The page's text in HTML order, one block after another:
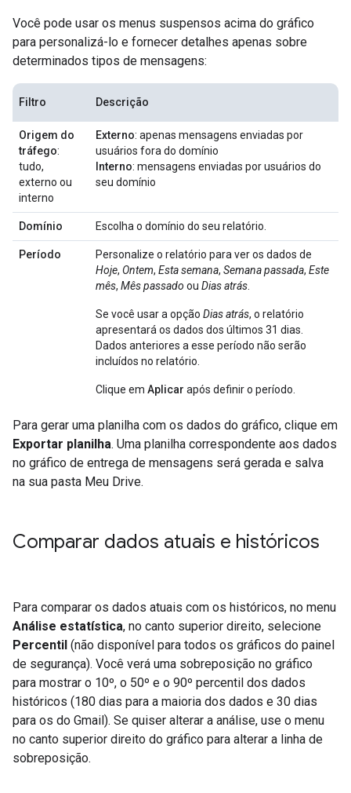
Você pode usar os menus suspensos acima do gráfico
para personalizá-lo e fornecer detalhes apenas sobre
determinados tipos de mensagens:
Filtro Descrição
Origem do
tráfego:
tudo,
externo ou
interno
Externo: apenas mensagens enviadas por
usuários fora do domínio
Interno: mensagens enviadas por usuários do
seu domínio
Domínio Escolha o domínio do seu relatório.
Período
Personalize o relatório para ver os dados de
Hoje, Ontem, Esta semana, Semana passada, Este
mês, Mês passado ou Dias atrás
Se você usar a opção Dias atrás, o relatório
apresentará os dados dos últimos 31 dias.
Dados anteriores a esse período não serão
incluídos no relatório.
Clique em Aplicar após definir o período.
Para gerar uma planilha com os dados do gráfico, clique em
Exportar planilha. Uma planilha correspondente aos dados
no gráfico de entrega de mensagens será gerada e salva
na sua pasta Meu Drive.
Comparar dados atuais e históricos
Para comparar os dados atuais com os históricos, no menu
Análise estatística, no canto superior direito, selecione
Percentil (não disponível para todos os gráficos do painel
de segurança). Você verá uma sobreposição no gráfico
para mostrar o 10º, o 50º e o 90º percentil dos dados
históricos (180 dias para a maioria dos dados e 30 dias
para os do Gmail). Se quiser alterar a análise, use o menu
no canto superior direito do gráfico para alterar a linha de
sobreposição.